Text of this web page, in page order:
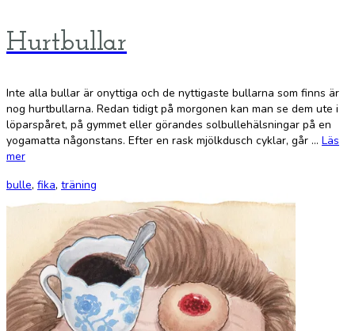
Hurtbullar
Inte alla bullar är onyttiga och de nyttigaste bullarna som finns är
nog hurtbullarna. Redan tidigt på morgonen kan man se dem ute i
löparspåret, på gymmet eller görandes solbullehälsningar på en
yogamatta någonstans. Efter en rask mjölkdusch cyklar, går … Läs
mer
bulle, fika, träning